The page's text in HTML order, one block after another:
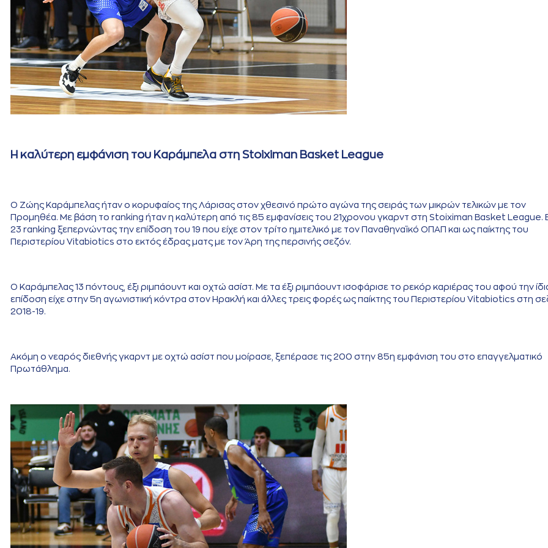
Η καλύτερη εμφάνιση του Καράμπελα στη Stoiximan Basket League
Ο Ζώης Καράμπελας ήταν ο κορυφαίος της Λάρισας στον χθεσινό πρώτο αγώνα της σειράς των μικρών τελικών με τον
Προμηθέα. Με βάση το ranking ήταν η καλύτερη από τις 85 εμφανίσεις του 21χρονου γκαρντ στη Stoiximan Basket League.
23 ranking ξεπερνώντας την επίδοση του 19 που είχε στον τρίτο ημιτελικό με τον Παναθηναϊκό ΟΠΑΠ και ως παίκτης του
Περιστερίου Vitabiotics στο εκτός έδρας ματς με τον Άρη της περσινής σεζόν.
Ο Καράμπελας 13 πόντους, έξι ριμπάουντ και οχτώ ασίστ. Με τα έξι ριμπάουντ ισοφάρισε το ρεκόρ καριέρας του αφού την
επίδοση είχε στην 5η αγωνιστική κόντρα στον Ηρακλή και άλλες τρεις φορές ως παίκτης του Περιστερίου Vitabiotics στη
2018-19.
Ακόμη ο νεαρός διεθνής γκαρντ με οχτώ ασίστ που μοίρασε, ξεπέρασε τις 200 στην 85η εμφάνιση του στο επαγγελματικό
Πρωτάθλημα.